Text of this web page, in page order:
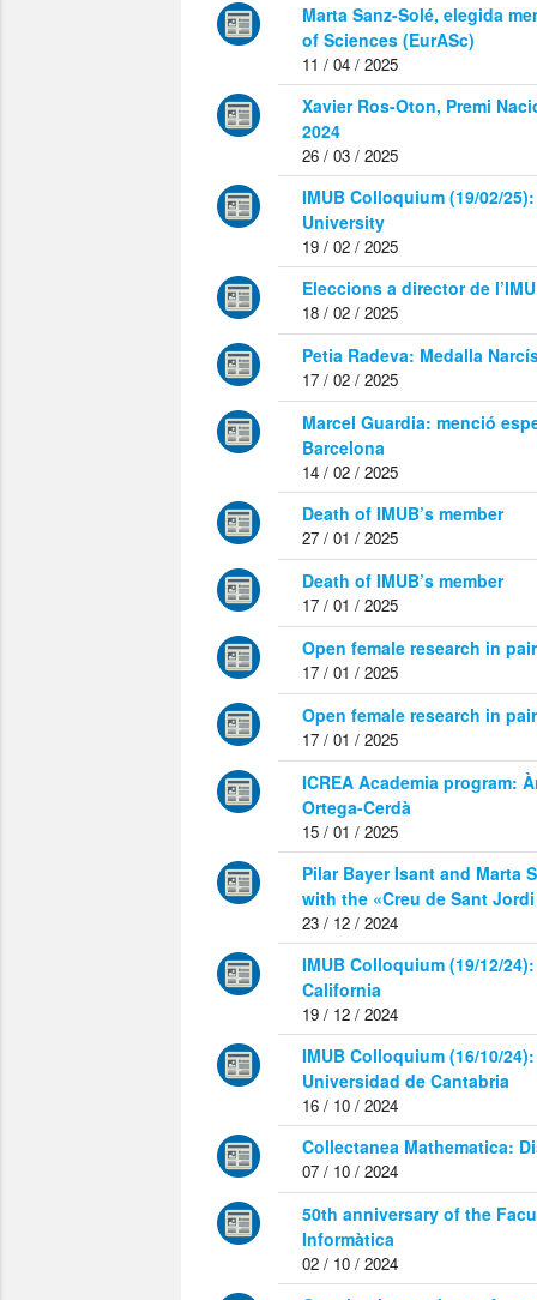
Marta Sanz-Solé, elegida
of Sciences (EurASc)
11 / 04 / 2025
Xavier Ros-Oton, Premi
2024
26 / 03 / 2025
IMUB Colloquium (19/02/
University
19 / 02 / 2025
Eleccions a director de
18 / 02 / 2025
Petia Radeva: Medalla
17 / 02 / 2025
Marcel Guardia: menció
Barcelona
14 / 02 / 2025
Death of IMUB’s member
27 / 01 / 2025
Death of IMUB’s member
17 / 01 / 2025
Open female research in
17 / 01 / 2025
Open female research in
17 / 01 / 2025
ICREA Academia program:
Ortega-Cerdà
15 / 01 / 2025
Pilar Bayer Isant and Marta
with the «Creu de Sant Jordi
23 / 12 / 2024
IMUB Colloquium (19/12/
California
19 / 12 / 2024
IMUB Colloquium (16/10/
Universidad de Cantabria
16 / 10 / 2024
Collectanea Mathematica:
07 / 10 / 2024
50th anniversary of the
Informàtica
02 / 10 / 2024